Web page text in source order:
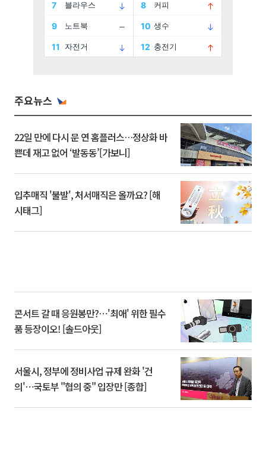
주요뉴스
22일 만에 다시 문 연 홈플러스…정상화 바
쁜데 재고 없어 ‘발동동’[가보니]
입추매직 '불발', 처서매직은 올까요? [해
시태그]
콘서트 갈 때 응원봉만?⋯'최애' 위한 필수
품 등장이오! [솔드아웃]
서울시, 정부에 정비사업 규제 완화 '건
의'⋯국토부 "협의 중" 입장만 [종합]